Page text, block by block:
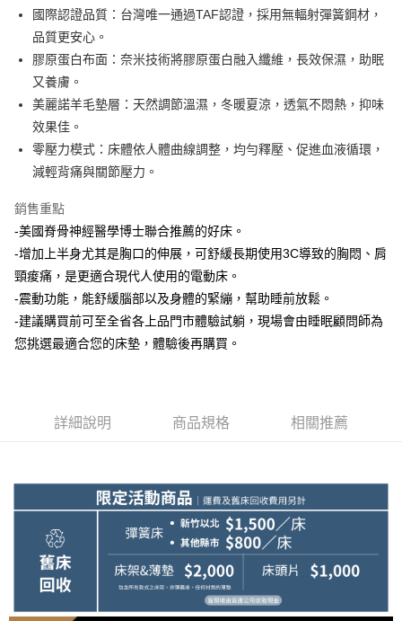
國際認證品質：台灣唯一通過TAF認證，採用無輻射彈簧鋼材，
品質更安心。
膠原蛋白布面：奈米技術將膠原蛋白融入纖維，長效保濕，助眠
又養膚。
美麗諾羊毛墊層：天然調節溫濕，冬暖夏涼，透氣不悶熱，抑味
效果佳。
零壓力模式：床體依人體曲線調整，均勻釋壓、促進血液循環，
減輕背痛與關節壓力。
銷售重點
-美國脊骨神經醫學博士聯合推薦的好床。
-增加上半身尤其是胸口的伸展，可舒緩長期使用3C導致的胸悶、肩
頸痠痛，是更適合現代人使用的電動床。
-震動功能，能舒緩腦部以及身體的緊繃，幫助睡前放鬆。
-建議購買前可至全省各上品門市體驗試躺，現場會由睡眠顧問師為
您挑選最適合您的床墊，體驗後再購買。
詳細說明 商品規格 相關推薦